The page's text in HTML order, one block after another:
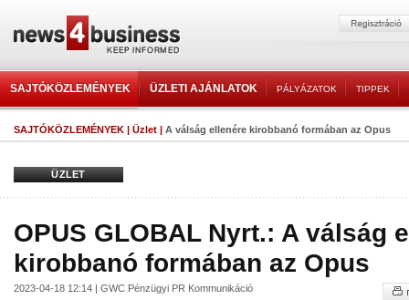
SAJTÓKÖZLEMÉNYEK ÜZLETI AJÁNLATOK PÁLYÁZATOK TIPPEK
SAJTÓKÖZLEMÉNYEK | Üzlet | A válság ellenére kirobbanó formában az Opus
ÜZLET
OPUS GLOBAL Nyrt.: A válság
kirobbanó formában az Opus
2023-04-18 12:14 | GWC Pénzügyi PR Kommunikáció